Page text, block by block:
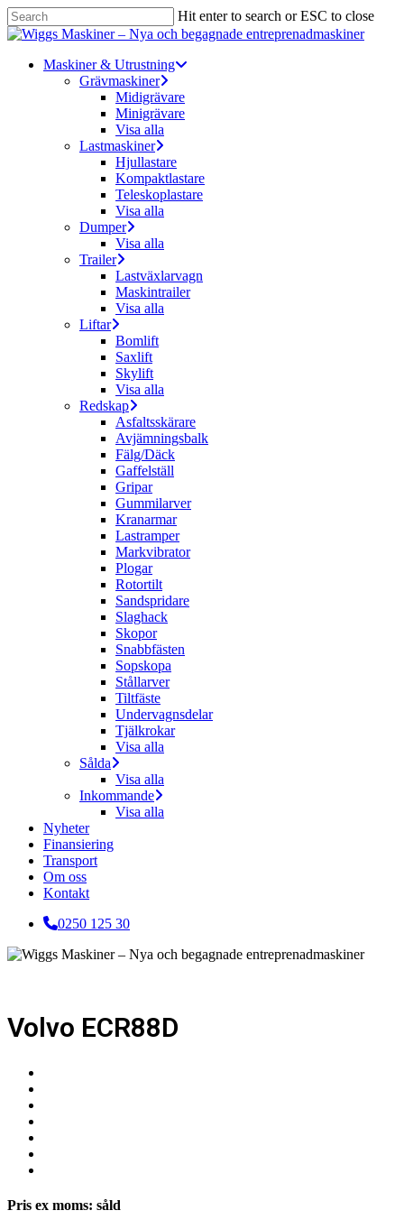
Skip
to
content
Hit enter to search or ESC to close
Close
Menu
Maskiner & Utrustning
Grävmaskiner
Midigrävare
Minigrävare
Visa alla
Lastmaskiner
Hjullastare
Kompaktlastare
Teleskoplastare
Visa alla
Dumper
Visa alla
Trailer
Lastväxlarvagn
Maskintrailer
Visa alla
Liftar
Bomlift
Saxlift
Skylift
Visa alla
Redskap
Asfaltsskärare
Avjämningsbalk
Fälg/Däck
Gaffelställ
Gripar
Gummilarver
Kranarmar
Lastramper
Markvibrator
Plogar
Rotortilt
Sandspridare
Slaghack
Skopor
Snabbfästen
Sopskopa
Stållarver
Tiltfäste
Undervagnsdelar
Tjälkrokar
Visa alla
Sålda
Visa alla
Inkommande
Visa alla
Nyheter
Finansiering
Transport
Om oss
Kontakt
0250 125 30
Volvo ECR88D
Pris ex moms: såld